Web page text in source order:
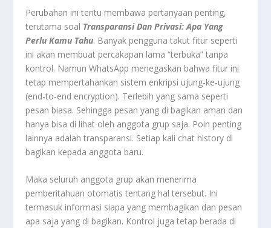
Perubahan ini tentu membawa pertanyaan penting,
terutama soal Transparansi Dan Privasi: Apa Yang
Perlu Kamu Tahu. Banyak pengguna takut fitur seperti
ini akan membuat percakapan lama “terbuka” tanpa
kontrol. Namun WhatsApp menegaskan bahwa fitur ini
tetap mempertahankan sistem enkripsi ujung-ke-ujung
(end-to-end encryption). Terlebih yang sama seperti
pesan biasa. Sehingga pesan yang di bagikan aman dan
hanya bisa di lihat oleh anggota grup saja. Poin penting
lainnya adalah transparansi. Setiap kali chat history di
bagikan kepada anggota baru.
Maka seluruh anggota grup akan menerima
pemberitahuan otomatis tentang hal tersebut. Ini
termasuk informasi siapa yang membagikan dan pesan
apa saja yang di bagikan. Kontrol juga tetap berada di